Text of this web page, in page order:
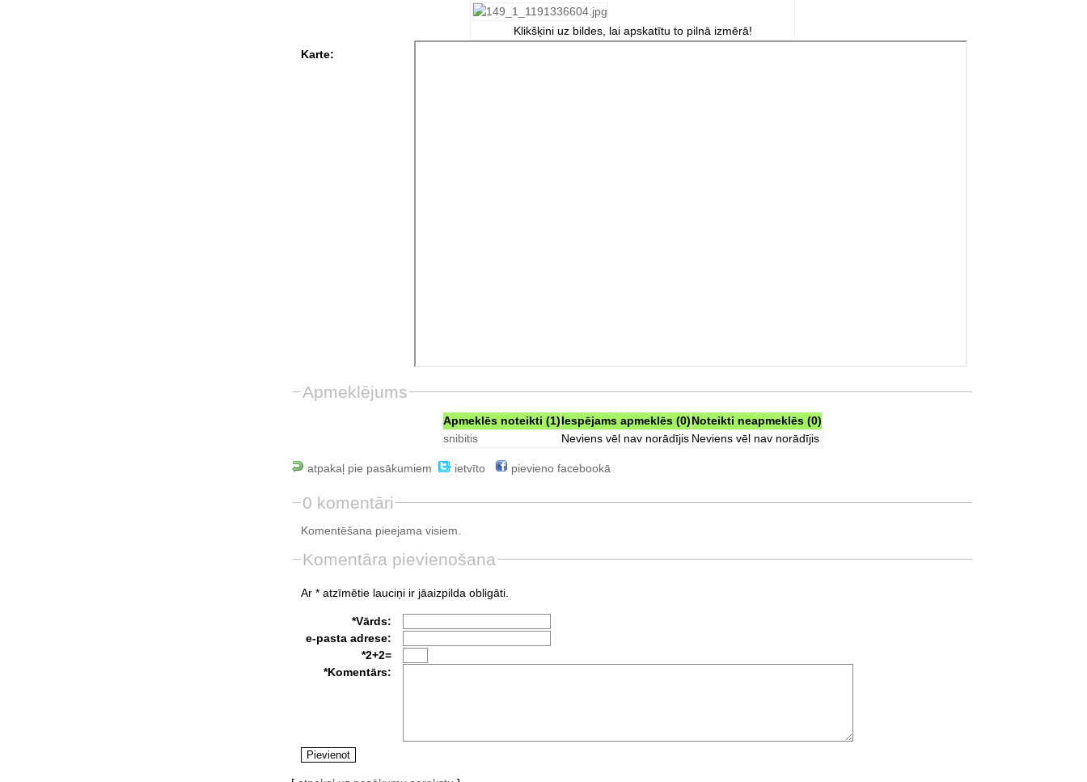
Klikšķini uz bildes, lai apskatītu to pilnā izmērā!
Karte:
Apmeklējums
Apmeklēs noteikti (1)Iespējams apmeklēs (0)Noteikti neapmeklēs (0)
snibitis
Neviens vēl nav norādījis Neviens vēl nav norādījis
atpakaļ pie pasākumiem ietvīto pievieno facebookā
0 komentāri
Komentēšana pieejama visiem.
Komentāra pievienošana
Ar * atzīmētie lauciņi ir jāaizpilda obligāti.
*Vārds:
e-pasta adrese:
*2+2=
*Komentārs: